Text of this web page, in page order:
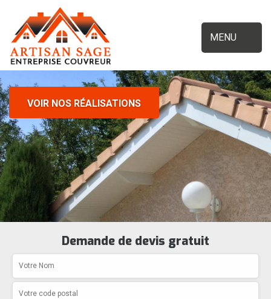
MENU
VOIR NOS RÉALISATIONS
Demande de devis gratuit